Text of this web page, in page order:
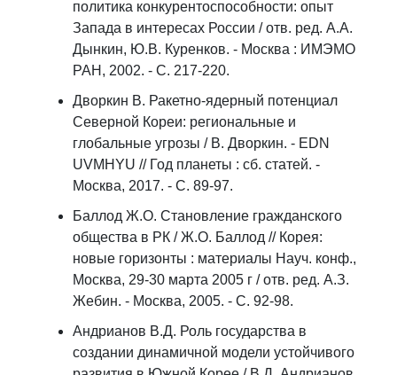
политика конкурентоспособности: опыт
Запада в интересах России / отв. ред. А.А.
Дынкин, Ю.В. Куренков. - Москва : ИМЭМО
РАН, 2002. - С. 217-220.
Дворкин В. Ракетно-ядерный потенциал
Северной Кореи: региональные и
глобальные угрозы / В. Дворкин. - EDN
UVMHYU // Год планеты : сб. статей. -
Москва, 2017. - С. 89-97.
Баллод Ж.О. Становление гражданского
общества в РК / Ж.О. Баллод // Корея:
новые горизонты : материалы Науч. конф.,
Москва, 29-30 марта 2005 г / отв. ред. А.З.
Жебин. - Москва, 2005. - С. 92-98.
Андрианов В.Д. Роль государства в
создании динамичной модели устойчивого